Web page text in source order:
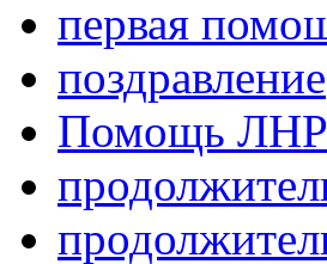
первая
поздравление
Помощь ЛНР